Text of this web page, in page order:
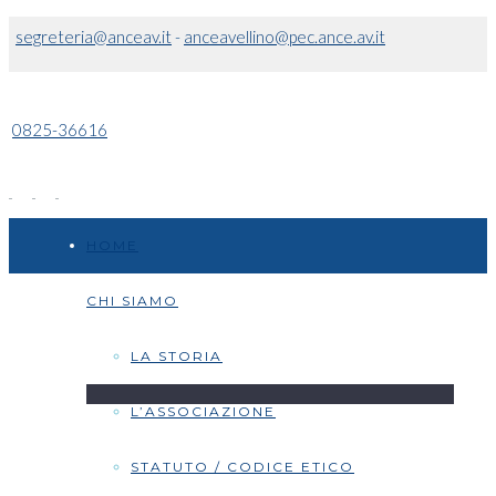
segreteria@anceav.it- anceavellino@pec.ance.av.it
0825-36616
CHI SIAMO
LA STORIA
L’ASSOCIAZIONE
STATUTO / CODICE ETICO